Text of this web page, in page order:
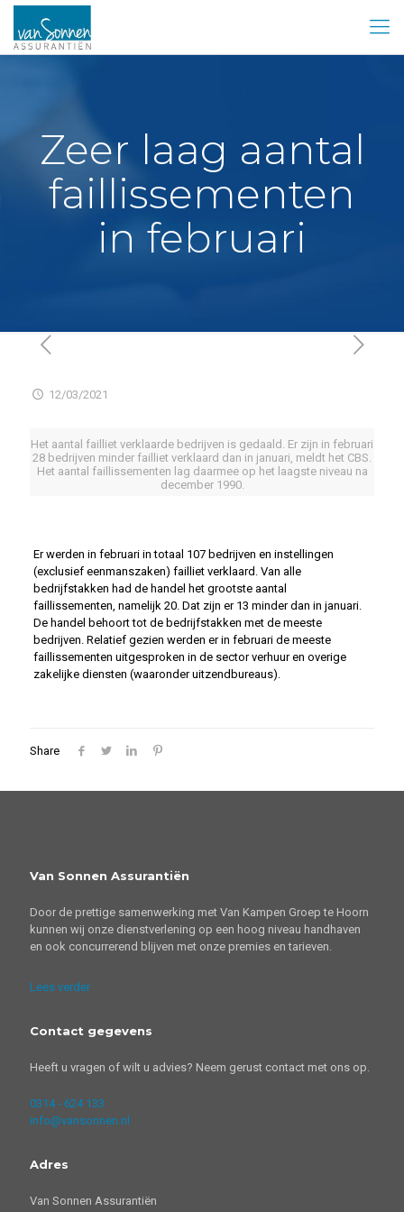
Zeer laag aantal
faillissementen
in februari
12/03/2021
Het aantal failliet verklaarde bedrijven is gedaald. Er zijn in februari
28 bedrijven minder failliet verklaard dan in januari, meldt het CBS.
Het aantal faillissementen lag daarmee op het laagste niveau na
december 1990.
Er werden in februari in totaal 107 bedrijven en instellingen
(exclusief eenmanszaken) failliet verklaard. Van alle
bedrijfstakken had de handel het grootste aantal
faillissementen, namelijk 20. Dat zijn er 13 minder dan in januari.
De handel behoort tot de bedrijfstakken met de meeste
bedrijven. Relatief gezien werden er in februari de meeste
faillissementen uitgesproken in de sector verhuur en overige
zakelijke diensten (waaronder uitzendbureaus).
Share
Van Sonnen Assurantiën
Door de prettige samenwerking met Van Kampen Groep te Hoorn
kunnen wij onze dienstverlening op een hoog niveau handhaven
en ook concurrerend blijven met onze premies en tarieven.
Lees verder
Contact gegevens
Heeft u vragen of wilt u advies? Neem gerust contact met ons op.
0314 - 624 133
info@vansonnen.nl
Adres
Van Sonnen Assurantiën